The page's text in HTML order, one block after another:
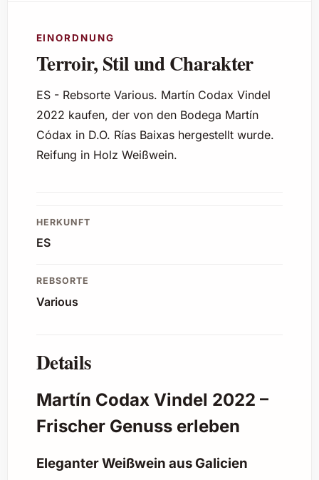
EINORDNUNG
Terroir, Stil und Charakter
ES - Rebsorte Various. Martín Codax Vindel
2022 kaufen, der von den Bodega Martín
Códax in D.O. Rías Baixas hergestellt wurde.
Reifung in Holz Weißwein.
HERKUNFT
ES
REBSORTE
Various
Details
Martín Codax Vindel 2022 –
Frischer Genuss erleben
Eleganter Weißwein aus Galicien